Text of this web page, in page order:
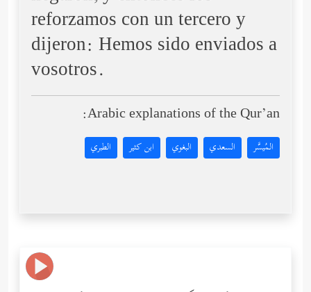
reforzamos con un tercero y
dijeron: Hemos sido enviados a
vosotros.
Arabic explanations of the Qur’an:
المُيسَّر السعدي البغوي ابن كثير الطبري